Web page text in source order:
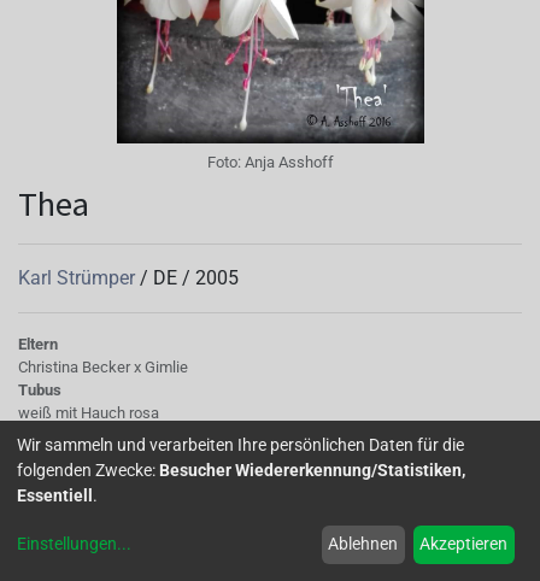
Foto: Anja Asshoff
Thea
Karl Strümper / DE / 2005
Eltern
Christina Becker x Gimlie
Tubus
weiß mit Hauch rosa
Korolle/Petalen
weiß
Thea' ist eine weiße Fuchsie mit roten
Staubfäden,gezüchtet von Karl Strümper aus dem Jahr
Wir sammeln und verarbeiten Ihre persönlichen Daten für die
folgenden Zwecke: Besucher Wiedererkennung/Statistiken,
Essentiell .
Einstellungen... Ablehnen Akzeptieren